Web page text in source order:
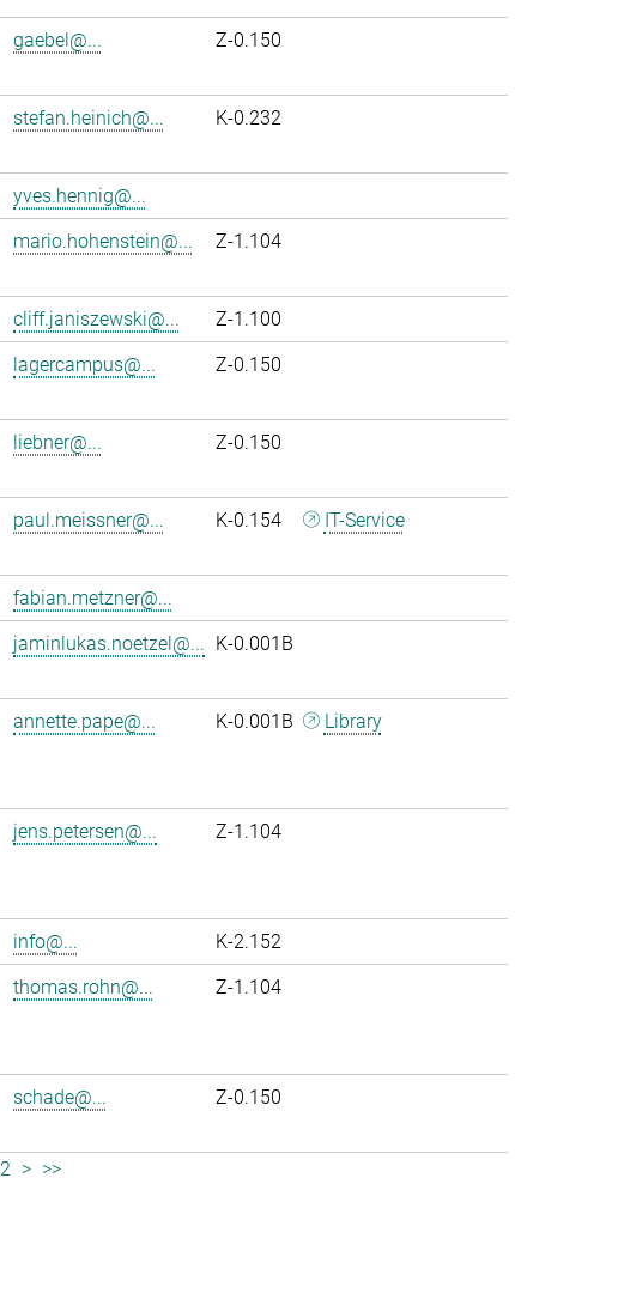
gaebel@... Z-0.150
stefan.heinich@... K-0.232
yves.hennig@...
mario.hohenstein@... Z-1.104
cliff.janiszewski@...
Z-1.100
lagercampus@... Z-0.150
liebner@... Z-0.150
paul.meissner@... K-0.154 IT-Service
fabian.metzner@...
jaminlukas.noetzel@... K-0.001B
annette.pape@... K-0.001B Library
jens.petersen@... Z-1.104
info@...
K-2.152
thomas.rohn@... Z-1.104
schade@... Z-0.150
2 > >>